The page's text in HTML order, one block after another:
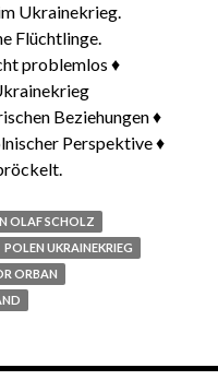
Ukrainekrieg.
Flüchtlinge.
problemlos ♦
Beziehungen ♦
Perspektive ♦
OLAF SCHOLZ
POLEN UKRAINEKRIEG
ORBAN